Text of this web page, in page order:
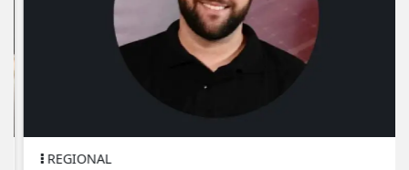
REGIONAL